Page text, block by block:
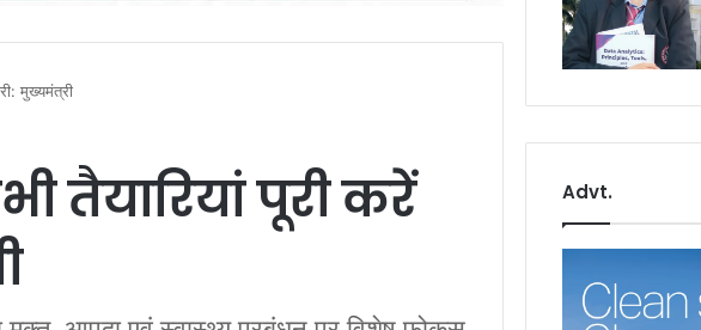
मुख्यमंत्री
तैयारियां पूरी करें
Advt.